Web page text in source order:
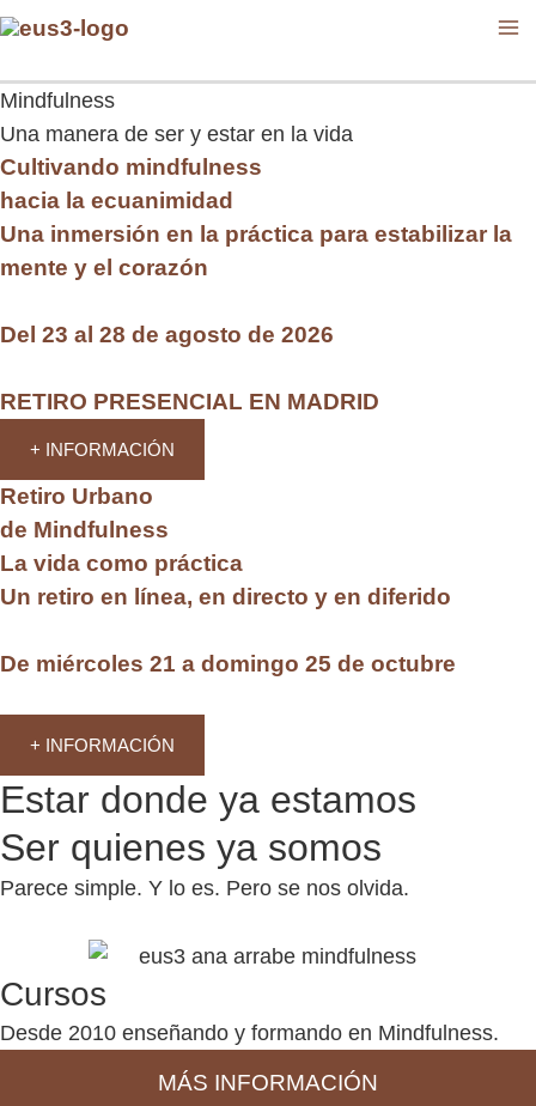
Ir
contenido
Mindfulness
Una manera de ser y estar en la vida
Cultivando mindfulness
hacia la ecuanimidad
Una inmersión en la práctica para estabilizar la
mente y el corazón
Del 23 al 28 de agosto de 2026
RETIRO PRESENCIAL EN MADRID
+ INFORMACIÓN
Retiro Urbano
de Mindfulness
La vida como práctica
Un retiro en línea, en directo y en diferido
De miércoles 21 a domingo 25 de octubre
+ INFORMACIÓN
Estar donde ya estamos
Ser quienes ya somos
Parece simple. Y lo es. Pero se nos olvida.
Cursos
Desde 2010 enseñando y formando en Mindfulness.
MÁS INFORMACIÓN